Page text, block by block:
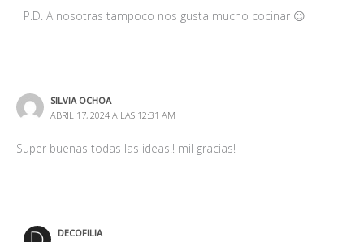
P.D. A nosotras tampoco nos gusta mucho cocinar 😉
SILVIA OCHOA
ABRIL 17, 2024 A LAS 12:31 AM
Super buenas todas las ideas!! mil gracias!
DECOFILIA